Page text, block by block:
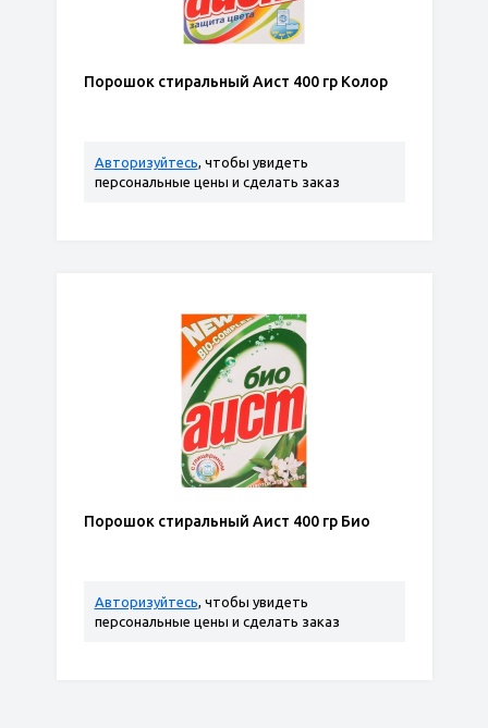
Порошок стиральный Аист 400 гр Колор
Авторизуйтесь, чтобы увидеть
персональные цены и сделать заказ
Порошок стиральный Аист 400 гр Био
Авторизуйтесь, чтобы увидеть
персональные цены и сделать заказ